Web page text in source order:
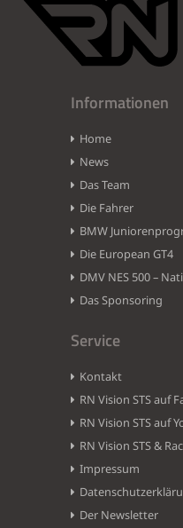
Informationen
Home
News
Das Team
Die Fahrer
BMW
Die European GT4
DMV NES 500 –
Das Sponsoring
Service
Kontakt
RN Vision STS auf
RN Vision STS auf
RN Vision STS &
Impressum
Der Newsletter